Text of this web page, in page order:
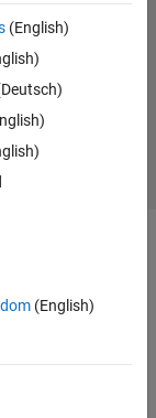
(English)
(English)
Contacts locaux